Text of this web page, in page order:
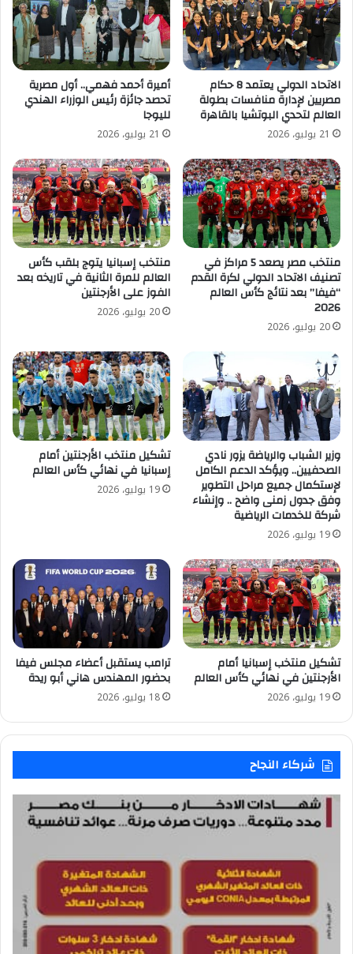
الاتحاد الدولي يعتمد 8 حكام
مصريين لإدارة منافسات بطولة
العالم لتحدي البوتشيا بالقاهرة
21 يوليو، 2026
أميرة أحمد فهمي.. أول مصرية
تحصد جائزة رئيس الوزراء الهندي
لليوجا
21 يوليو، 2026
منتخب مصر يصعد 5 مراكز في
تصنيف الاتحاد الدولي لكرة القدم
“فيفا” بعد نتائج كأس العالم
2026
20 يوليو، 2026
منتخب إسبانيا يتوج بلقب كأس
العالم للمرة الثانية في تاريخه بعد
الفوز على الأرجنتين
20 يوليو، 2026
وزير الشباب والرياضة يزور نادي
الصحفيين.. ويؤكد الدعم الكامل
لإستكمال جميع مراحل التطوير
وفق جدول زمنى واضح .. وإنشاء
شركة للخدمات الرياضية
19 يوليو، 2026
تشكيل منتخب الأرجنتين أمام
إسبانيا في نهائي كأس العالم
19 يوليو، 2026
تشكيل منتخب إسبانيا أمام
الأرجنتين في نهائي كأس العالم
19 يوليو، 2026
ترامب يستقبل أعضاء مجلس فيفا
بحضور المهندس هاني أبو ريدة
18 يوليو، 2026
شركاء النجاح